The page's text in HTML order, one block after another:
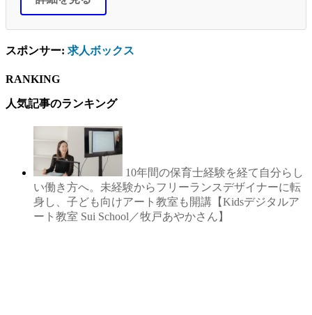
スポンサー: 求人ボックス
RANKING
人気記事のランキング
10年間の保育士経験を経て自分らし
い働き方へ。未経験からフリーランスデザイナーに転
身し、子ども向けアート教室も開講【Kidsデジタルア
ート教室 Sui School／牧戸あやかさん】